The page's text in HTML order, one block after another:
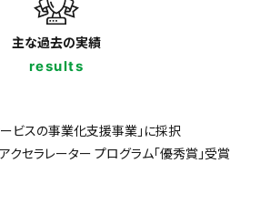
主な過去の実績
results
ビスの事業化支援事業」に採択
セラレーター プログラム「優秀賞」受賞